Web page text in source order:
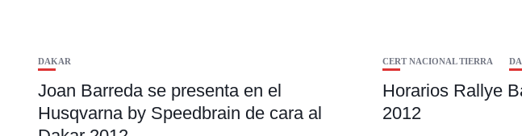
DAKAR
Joan Barreda se presenta en el
Husqvarna by Speedbrain de cara al
CERT NACIONAL TIERRA
Horarios Rallye
2012